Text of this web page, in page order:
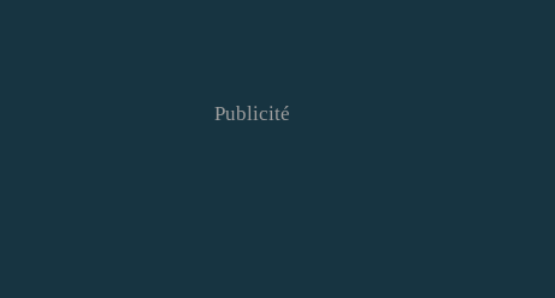
Publicité